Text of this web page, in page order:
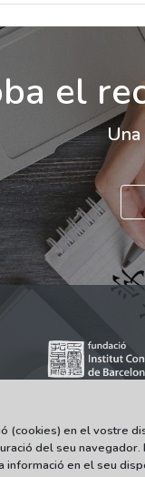
el
©
en el vostre
del seu
informació en el seu